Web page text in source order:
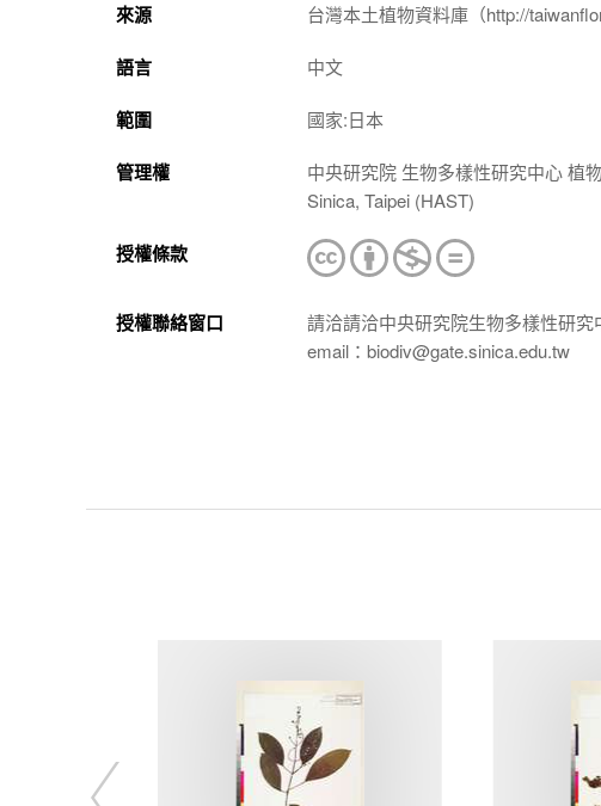
來源 台灣本土植物資料庫（http://
語言 中文
範圍 國家:日本
管理權
中央研究院 生物多樣性研究中心 植
Sinica, Taipei (HAST)
授權條款
授權聯絡窗口
請洽請洽中央研究院生物多樣性研究
email：biodiv@gate.sinica.edu.tw